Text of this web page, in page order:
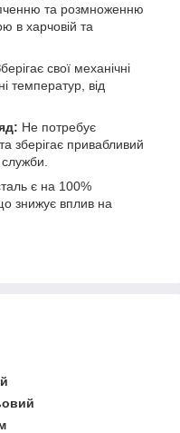
та розмноженню
в харчовій та
свої механічні
температур, від
Не потребує
зберігає привабливий
є на 100%
знижує вплив на